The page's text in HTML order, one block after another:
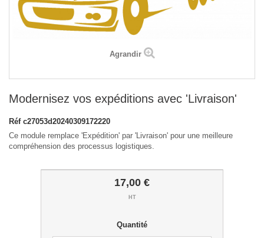
Agrandir
Modernisez vos expéditions avec 'Livraison'
Réf c27053d20240309172220
Ce module remplace 'Expédition' par 'Livraison' pour une meilleure
compréhension des processus logistiques.
17,00 €
HT
Quantité